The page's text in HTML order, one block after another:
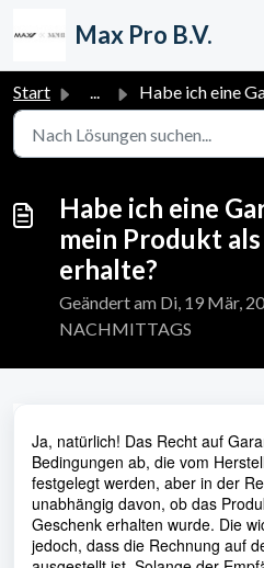
Max Pro B.V.
Start ... Habe ich eine Garantie, wenn ich mein Produkt als
Habe ich eine
mein Produkt
erhalte?
Geändert am Di, 19 Mär,
NACHMITTAGS
Ja, natürlich! Das Recht auf
Bedingungen ab, die vom
festgelegt werden, aber in der
unabhängig davon, ob das
Geschenk erhalten wurde. Die
jedoch, dass die Rechnung auf